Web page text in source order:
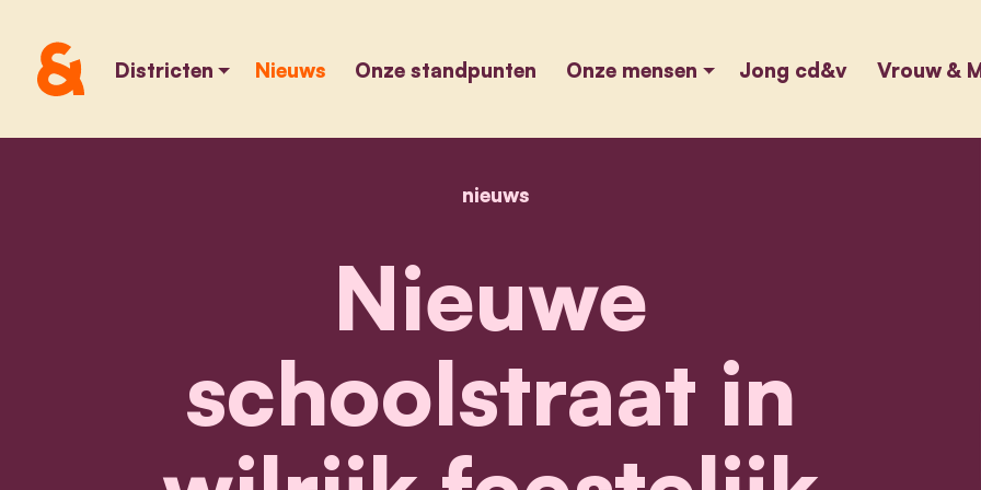
Districten Nieuws Onze standpunten Onze mensen Jong cd&v Vrouw &
home
nieuwsnieuwe schoolstraat in wilrijk feestelijk ingewijd
Nieuwe
schoolstraat in